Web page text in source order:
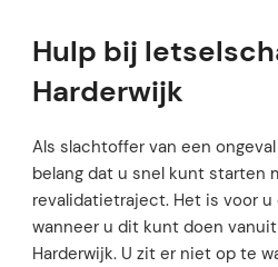
Hulp bij
Harderwijk
Als slachtoffer van een
belang dat u snel kunt starten
revalidatietraject. Het is voor
wanneer u dit kunt doen
Harderwijk. U zit er niet op te